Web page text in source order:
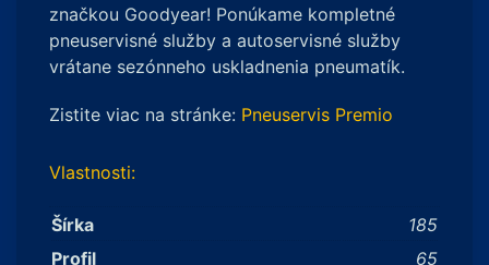
značkou Goodyear! Ponúkame kompletné
pneuservisné služby a autoservisné služby
vrátane sezónneho uskladnenia pneumatík.
Zistite viac na stránke: Pneuservis Premio
Vlastnosti:
Šírka
185
Profil
65